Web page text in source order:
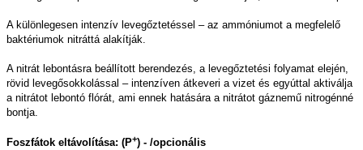
A különlegesen intenzív levegőztetéssel – az ammóniumot a megfelelő
baktériumok nitráttá alakítják.
A nitrát lebontásra beállított berendezés, a levegőztetési folyamat elején,
rövid levegősokkolással – intenzíven átkeveri a vizet és egyúttal aktiválja
a nitrátot lebontó flórát, ami ennek hatására a nitrátot gáznemű nitrogénné
bontja.
Foszfátok eltávolítása: (P+) - /opcionális